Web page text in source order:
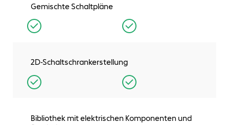
Gemischte Schaltpläne
2D-Schaltschrankerstellung
Bibliothek mit elektrischen Komponenten und